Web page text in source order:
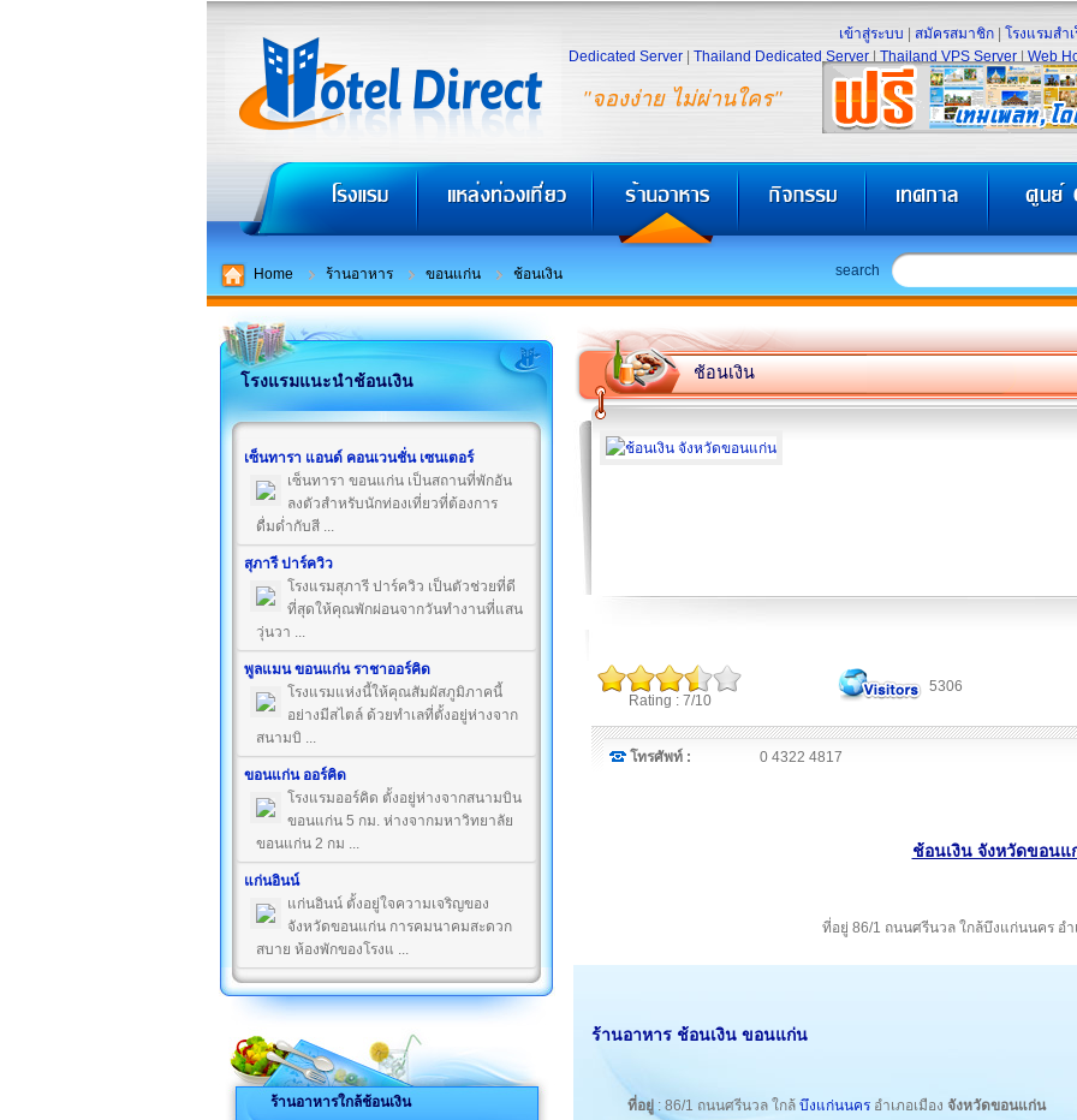
"จองง่าย ไม่ผ่านใคร"
เข้าสู่ระบบ สมัครสมาชิก
โรงแรมสำ
Dedicated Server
Thailand Dedicated Server Thailand VPS Server Web
Home ร้านอาหาร ขอนแก่น ช้อนเงิน search
โรงแรมแนะนำช้อนเงิน
เซ็นทารา แอนด์ คอนเวนชั่น เซนเตอร์
เซ็นทารา ขอนแก่น เป็นสถานที่พักอัน
ลงตัวสำหรับนักท่องเที่ยวที่ต้องการ
ดื่มด่ำกับสี ...
สุภารี ปาร์ควิว
โรงแรมสุภารี ปาร์ควิว เป็นตัวช่วยที่ดี
ที่สุดให้คุณพักผ่อนจากวันทำงานที่แสน
วุ่นวา ...
พูลแมน ขอนแก่น ราชาออร์คิด
โรงแรมแห่งนี้ให้คุณสัมผัสภูมิภาคนี้
อย่างมีสไตล์ ด้วยทำเลที่ตั้งอยู่ห่างจาก
สนามบิ ...
ขอนแก่น ออร์คิด
โรงแรมออร์คิด ตั้งอยู่ห่างจากสนามบิน
ขอนแก่น 5 กม. ห่างจากมหาวิทยาลัย
ขอนแก่น 2 กม ...
แก่นอินน์
แก่นอินน์ ตั้งอยู่ใจความเจริญของ
จังหวัดขอนแก่น การคมนาคมสะดวก
สบาย ห้องพักของโรงแ ...
ร้านอาหารใกล้ช้อนเงิน
ช้อนเงิน
Rating : 7/10
5306
โทรศัพท์ : 0 4322 4817
ช้อนเงิน จังหวัดขอนแ
ที่อยู่ 86/1 ถนนศรีนวล ใกล้บึงแก่นนคร อ
ร้านอาหาร ช้อนเงิน ขอนแก่น
ที่อยู่ : 86/1 ถนนศรีนวล ใกล้ บึงแก่นนคร อำเภอเมือง จังหวัดขอนแก่น